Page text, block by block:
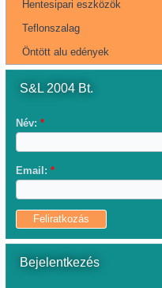
Hentesipari eszközök
Teflonszalag
Öntött alu edények
S&L 2004 Bt.
Név:*
Email:*
Bejelentkezés